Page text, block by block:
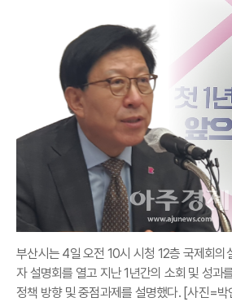
부산시는 4일 오전 10시 시청 12층 국제회의
자 설명회를 열고 지난 1년간의 소회 및 성과
정책 방향 및 중점과제를 설명했다. [사진=박